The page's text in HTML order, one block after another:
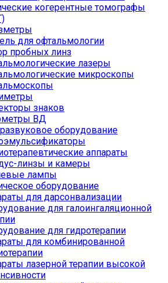
когерентные томографы
для офтальмологии
пробных линз
лазеры
микроскопы
знаков
ВД
оборудование
аппараты
линзы и камеры
лампы
оборудование
для дарсонвализации
для галоингаляционной
для гидротерапии
для комбинированной
лазерной терапии высокой